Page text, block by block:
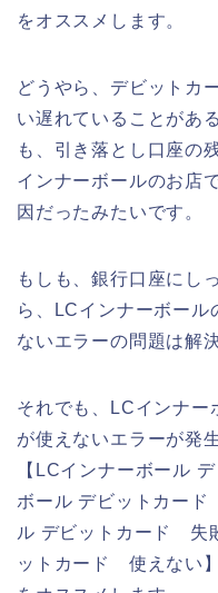
をオススメします。
どうやら、デビットカ
い遅れていることがあ
も、引き落とし口座の
インナーボールのお店
因だったみたいです。
もしも、銀行口座にし
ら、LCインナーボール
ないエラーの問題は解
それでも、LCインナー
が使えないエラーが発
【LCインナーボール
ボール デビットカー
ル デビットカード 失
ットカード 使えない